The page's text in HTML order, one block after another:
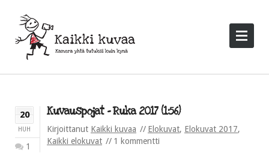
20
HUH
1
Kuvauspojat – Ruka 2017 (1:56)
Kirjoittanut Kaikki kuvaa Elokuvat, Elokuvat 2017,
Kaikki elokuvat
1 kommentti